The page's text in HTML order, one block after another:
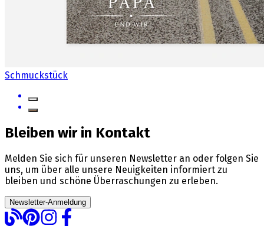
Schmuckstück
Bleiben wir in Kontakt
Melden Sie sich für unseren Newsletter an oder folgen Sie
uns, um über alle unsere Neuigkeiten informiert zu
bleiben und schöne Überraschungen zu erleben.
Newsletter-Anmeldung